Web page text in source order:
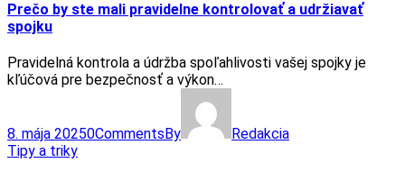
Prečo by ste mali pravidelne kontrolovať a udržiavať
spojku
Pravidelná kontrola a údržba spoľahlivosti vašej spojky je
kľúčová pre bezpečnosť a výkon…
8. mája 20250Comments By
Redakcia
Tipy a triky